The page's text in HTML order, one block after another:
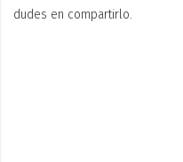
dudes en compartirlo.